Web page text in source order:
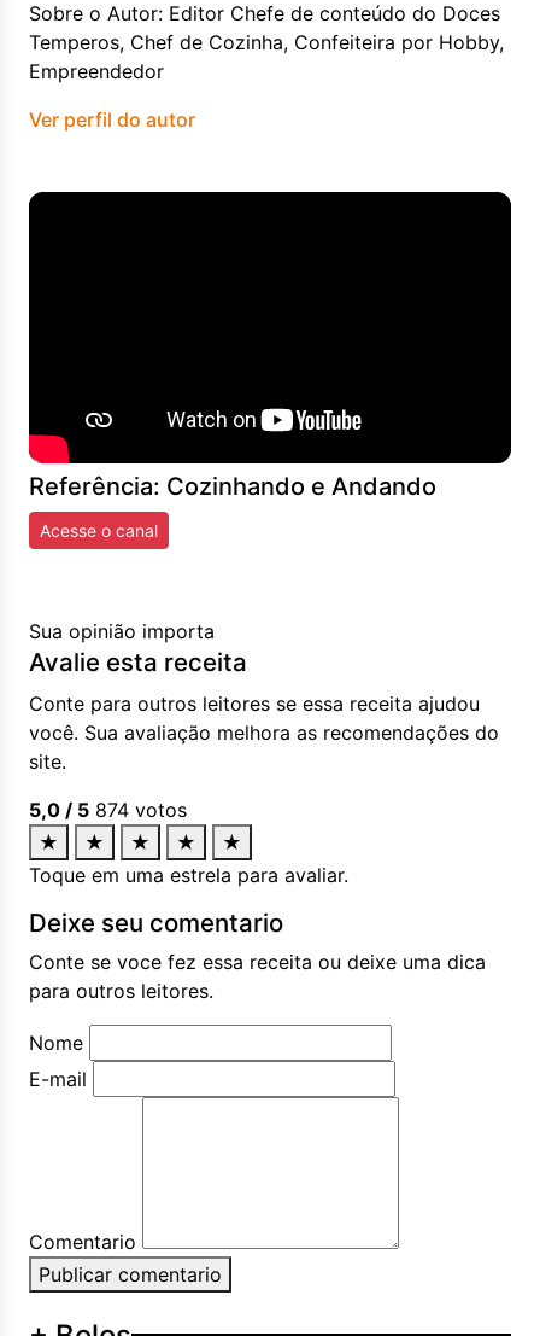
Sobre o Autor: Editor Chefe de conteúdo do Doces
Temperos, Chef de Cozinha, Confeiteira por Hobby,
Empreendedor
Ver perfil do autor
Referência: Cozinhando e Andando
Acesse o canal
Sua opinião importa
Avalie esta receita
Conte para outros leitores se essa receita ajudou
você. Sua avaliação melhora as recomendações do
site.
5,0 / 5 874 votos
★
★ ★ ★
★
Toque em uma estrela para avaliar.
Deixe seu comentario
Conte se voce fez essa receita ou deixe uma dica
para outros leitores.
Nome
E-mail
Comentario
Publicar comentario